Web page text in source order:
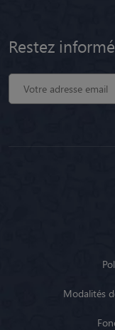
Restez
Modalités